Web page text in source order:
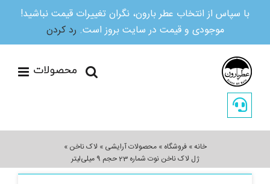
با سپاس از انتخاب عطر بارون، نگران تغییرات قیمت نباشید!
موجودی و قیمت در سایت بروز است. رد کردن
content
خانه»فروشگاه »محصولات آرایشی » لاک ناخن »
ژل لاک ناخن نوت شماره 23 حجم 9 میلی‌لیتر